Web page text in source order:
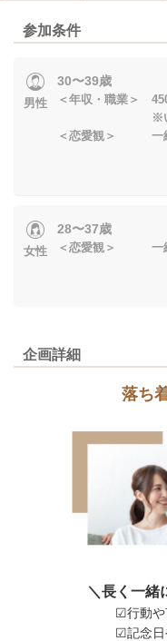
参加条件
男性
30〜39歳
＜年収・職業＞
※いずれか
＜恋愛観＞ 一緒
女性
28〜37歳
＜恋愛観＞ 一緒
企画詳細
落ち
＼長く一緒
☑行動や
☑記念日